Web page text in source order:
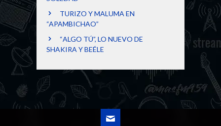
TURIZO Y MALUMA EN
“APAMBICHAO”
“ALGO TÚ”, LO NUEVO DE
SHAKIRA Y BEÉLE